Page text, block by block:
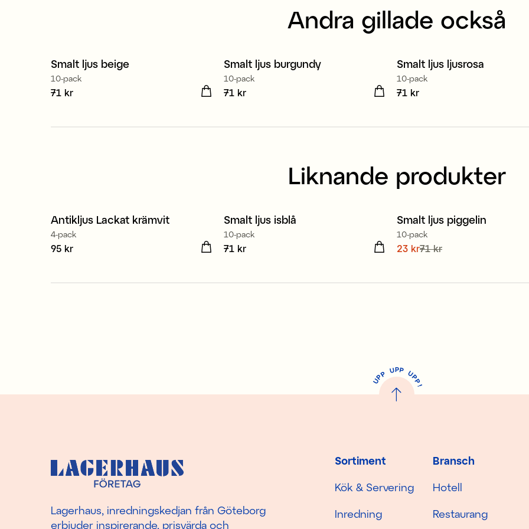
Andra gillade också
Smalt ljus beige
10-pack
Pris:
71 kr
Smalt ljus burgundy
10-pack
Pris:
71 kr
Smalt ljus ljusrosa
10-pack
Pris:
71 kr
Liknande produkter
Antikljus Lackat krämvit
4-pack
Pris:
95 kr
Smalt ljus isblå
10-pack
Pris:
71 kr
Smalt ljus piggelin
10-pack
Nuvarande pris
23 kr71 kr
U
P
P UPP UP
P
!
Sortiment
Kök & Servering
Inredning
Bransch
Hotell
Restaurang
Lagerhaus, inredningskedjan från Göteborg
erbjuder inspirerande, prisvärda och